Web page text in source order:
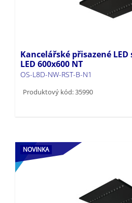
Kancelářské přisazené LED
LED 600x600 NT
OS-L8D-NW-RST-B-N1
Produktový kód: 35990
NOVINKA